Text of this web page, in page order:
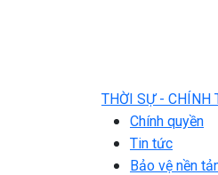
THỜI SỰ - CHÍNH
Chính quyền
Tin tức
Bảo vệ nền